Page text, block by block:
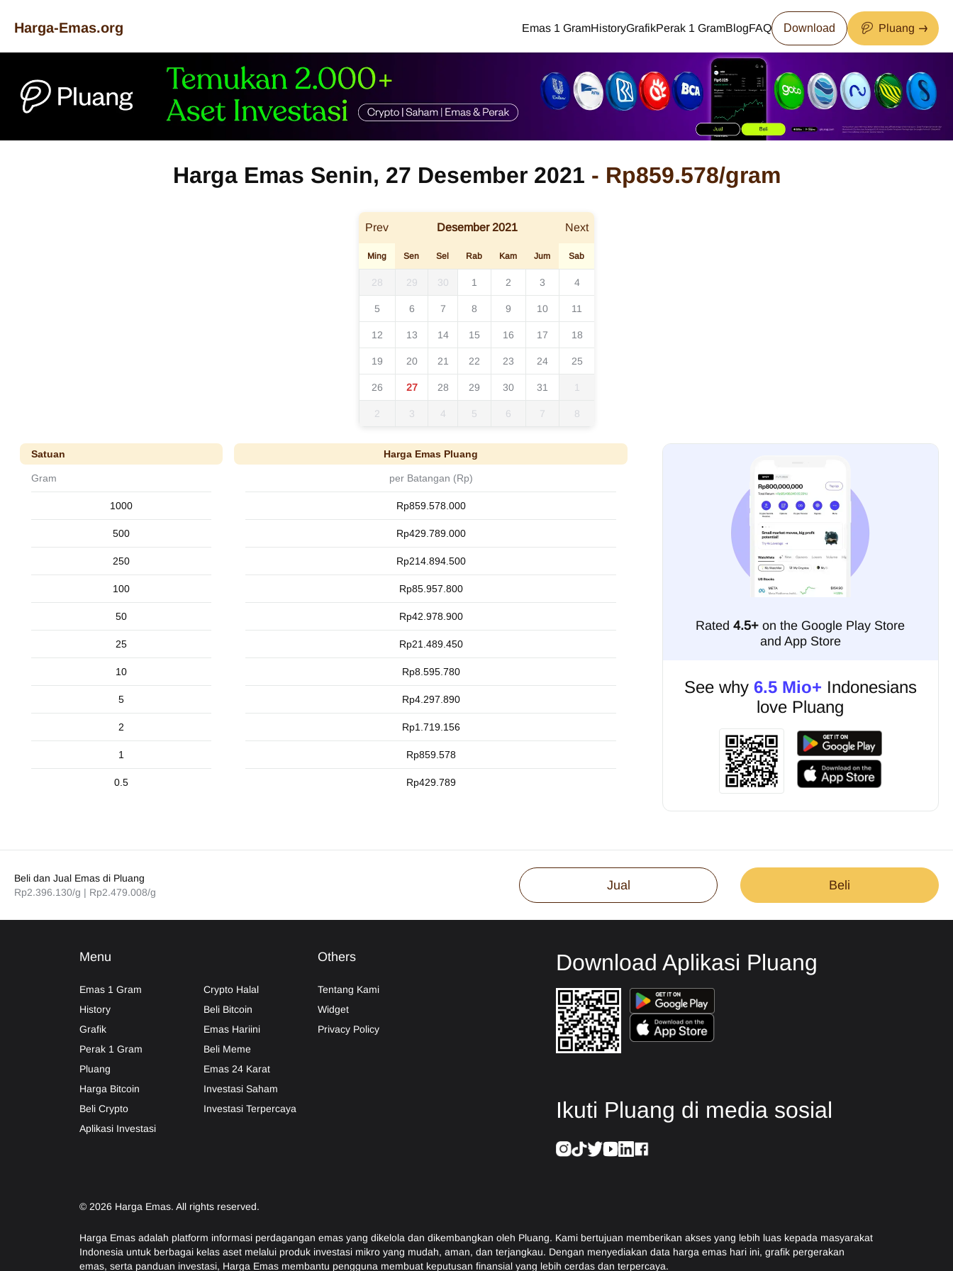
Harga-Emas.org Emas 1 GramHistoryGrafikPerak 1 GramBlogFAQ Download Pluang
Harga Emas Senin, 27 Desember 2021 - Rp859.578/gram
Prev Desember 2021 Next
Ming Sen Sel Rab Kam Jum Sab
28 29 30 1 2 3 4
5 6 7 8 9 10 11
12 13 14 15 16 17 18
19 20 21 22 23 24 25
26 27 28 29 30 31 1
2 3 4 5 6 7 8
Satuan Harga Emas Pluang
Gram per Batangan (Rp)
1000 Rp859.578.000
500 Rp429.789.000
250 Rp214.894.500
100 Rp85.957.800
50 Rp42.978.900
25 Rp21.489.450
10 Rp8.595.780
5 Rp4.297.890
2 Rp1.719.156
1 Rp859.578
0.5 Rp429.789
Rated4.5+on the Google Play Store
and App Store
See why 6.5 Mio+ Indonesians
love Pluang
Beli dan Jual Emas di Pluang
Rp2.396.130/g | Rp2.479.008/g Jual Beli
Menu
Emas 1 Gram
History
Grafik
Perak 1 Gram
Pluang
Harga Bitcoin
Beli Crypto
Aplikasi Investasi
Crypto Halal
Beli Bitcoin
Emas Hariini
Beli Meme
Emas 24 Karat
Investasi Saham
Investasi Terpercaya
Others
Tentang Kami
Widget
Privacy Policy
Download Aplikasi Pluang
Ikuti Pluang di media sosial
© 2026 Harga Emas. All rights reserved.
Harga Emas adalah platform informasi perdagangan emas yang dikelola dan dikembangkan oleh Pluang. Kami bertujuan memberikan akses yang lebih luas kepada masyarakat
Indonesia untuk berbagai kelas aset melalui produk investasi mikro yang mudah, aman, dan terjangkau. Dengan menyediakan data harga emas hari ini, grafik pergerakan
emas, serta panduan investasi, Harga Emas membantu pengguna membuat keputusan finansial yang lebih cerdas dan terpercaya.